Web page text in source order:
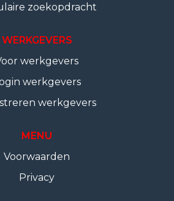
zoekopdracht
WERKGEVERS
werkgevers
werkgevers
werkgevers
MENU
Voorwaarden
Privacy